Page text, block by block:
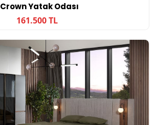
Crown Yatak Odası
161.500 TL